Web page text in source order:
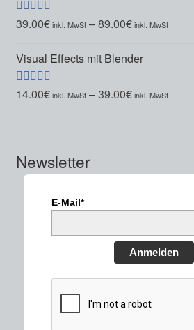
Bewertet mit
39.00€ –89.00€
Visual Effects mit Blender
Bewertet mit
14.00€ –39.00€
Newsletter
E-Mail*
Anmelden